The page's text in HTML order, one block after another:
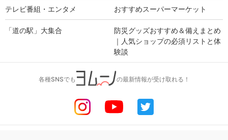
テレビ番組・エンタメ おすすめスーパーマーケット
「道の駅」大集合
防災グッズおすすめ＆備えまとめ
｜人気ショップの必須リストと体
験談
各種SNSでも の最新情報が受け取れる！